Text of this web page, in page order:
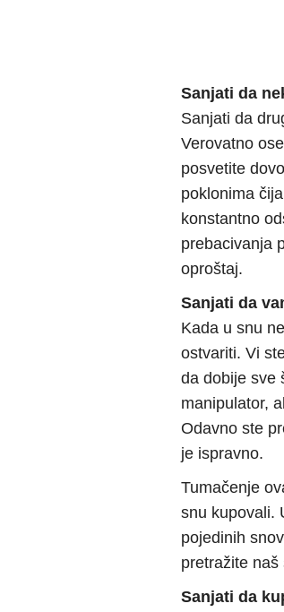
Sanjati da
Sanjati da
Verovatno
posvetite
poklonima
konstantno
prebacivanja
oproštaj.
Sanjati da
Kada u snu
ostvariti. Vi
da dobije sve
manipulator,
Odavno ste
je ispravno.
Tumačenje
snu kupovali.
pojedinih
pretražite naš
Sanjati da